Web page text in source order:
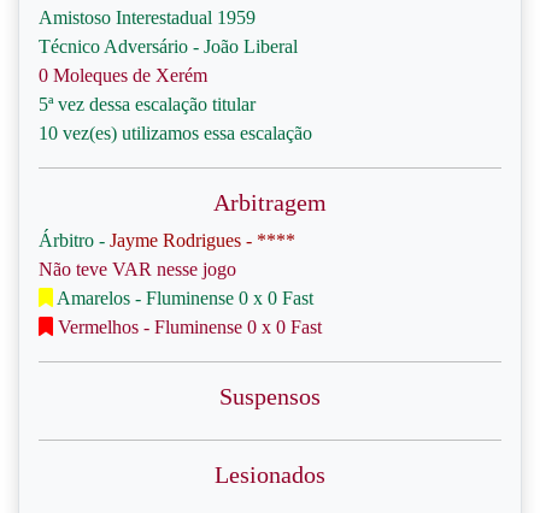
Amistoso Interestadual 1959
Técnico Adversário - João Liberal
0 Moleques de Xerém
5ª vez dessa escalação titular
10 vez(es) utilizamos essa escalação
Arbitragem
Árbitro - Jayme Rodrigues - ****
Não teve VAR nesse jogo
Amarelos - Fluminense 0 x 0 Fast
Vermelhos - Fluminense 0 x 0 Fast
Suspensos
Lesionados